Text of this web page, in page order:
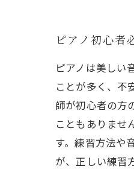
ピアノ初心者
ピアノは美しい
ことが多く、不
師が初心者の方
こともありませ
す。練習方法や
が、正しい練習